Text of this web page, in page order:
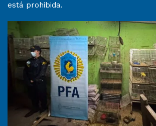
está prohibida.